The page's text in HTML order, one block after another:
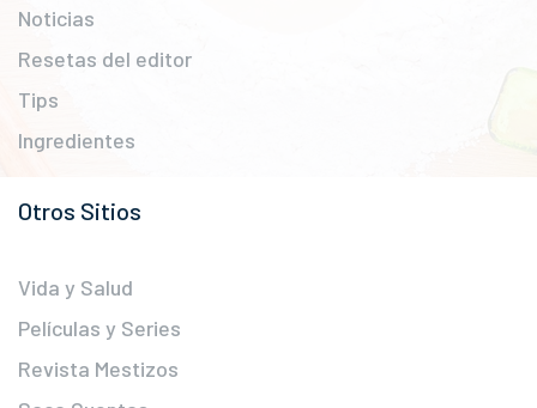
Noticias
Resetas del editor
Tips
Ingredientes
Otros Sitios
Vida y Salud
Películas y Series
Revista Mestizos